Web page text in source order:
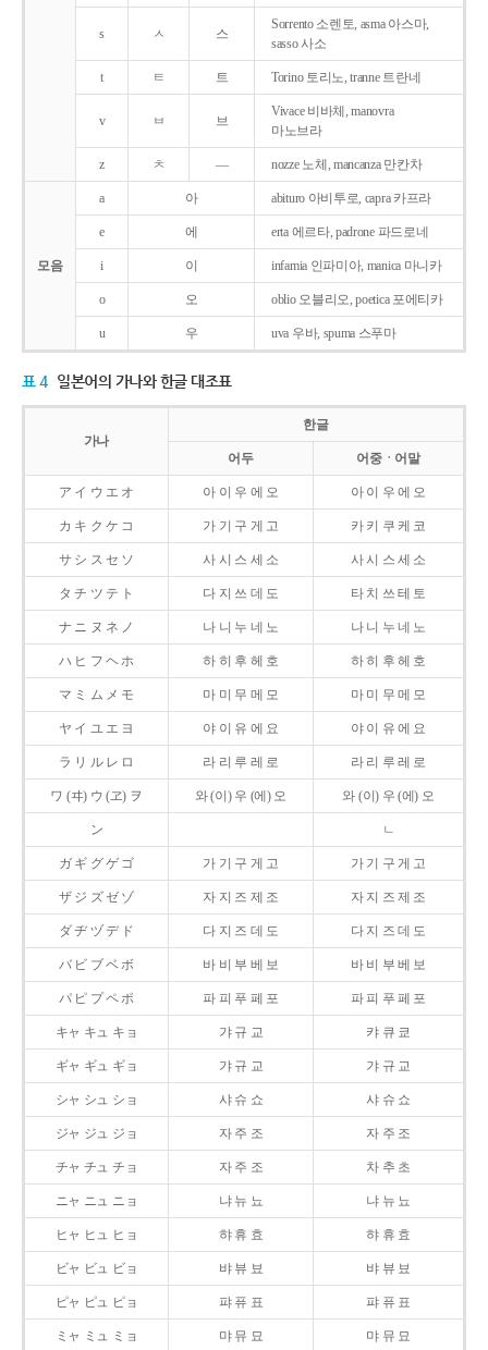
s ㅅ 스
Sorrento 소렌토, asma 아스마,
sasso 사소
t ㅌ 트 Torino 토리노, tranne 트란네
v ㅂ 브
Vivace 비바체, manovra
마노브라
z ㅊ ― nozze 노체, mancanza 만칸차
모음
a 아 abituro 아비투로, capra 카프라
e 에 erta 에르타, padrone 파드로네
i 이 infamia 인파미아, manica 마니카
o 오 oblio 오블리오, poetica 포에티카
u 우 uva 우바, spuma 스푸마
표 4 일본어의 가나와 한글 대조표
가나
한글
어두 어중ㆍ어말
ア イ ウ エ オ 아 이 우 에 오 아 이 우 에 오
カ キ ク ケ コ 가 기 구 게 고 카 키 쿠 케 코
サ シ ス セ ソ 사 시 스 세 소 사 시 스 세 소
タ チ ツ テ ト 다 지 쓰 데 도 타 치 쓰 테 토
ナ ニ ヌ ネ ノ 나 니 누 네 노 나 니 누 네 노
ハ ヒ フ ヘ ホ 하 히 후 헤 호 하 히 후 헤 호
マ ミ ム メ モ 마 미 무 메 모 마 미 무 메 모
ヤ イ ユ エ ヨ 야 이 유 에 요 야 이 유 에 요
ラ リ ル レ ロ 라 리 루 레 로 라 리 루 레 로
ワ (ヰ) ウ (ヱ) ヲ 와 (이) 우 (에) 오 와 (이) 우 (에) 오
ン ㄴ
ガ ギ グ ゲ ゴ 가 기 구 게 고 가 기 구 게 고
ザ ジ ズ ゼ ゾ 자 지 즈 제 조 자 지 즈 제 조
ダ ヂ ヅ デ ド 다 지 즈 데 도 다 지 즈 데 도
バ ビ ブ ベ ボ 바 비 부 베 보 바 비 부 베 보
パ ピ プ ペ ポ 파 피 푸 페 포 파 피 푸 페 포
キャ キュ キョ 갸 규 교 캬 큐 쿄
ギャ ギュ ギョ 갸 규 교 갸 규 교
シャ シュ ショ 샤 슈 쇼 샤 슈 쇼
ジャ ジュ ジョ 자 주 조 자 주 조
チャ チュ チョ 자 주 조 차 추 초
ニャ ニュ ニョ 냐 뉴 뇨 냐 뉴 뇨
ヒャ ヒュ ヒョ 햐 휴 효 햐 휴 효
ビャ ビュ ビョ 뱌 뷰 뵤 뱌 뷰 뵤
ピャ ピュ ピョ 퍄 퓨 표 퍄 퓨 표
ミャ ミュ ミョ 먀 뮤 묘 먀 뮤 묘